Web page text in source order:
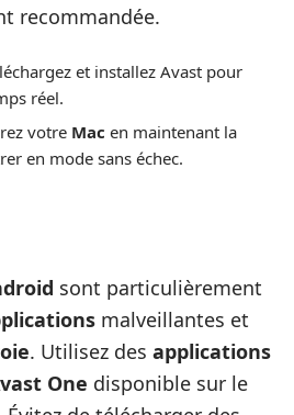
recommandée.
et installez Avast pour
réel.
votre Mac en maintenant la
en mode sans échec.
sont particulièrement
malveillantes et
. Utilisez des applications
One disponible sur le